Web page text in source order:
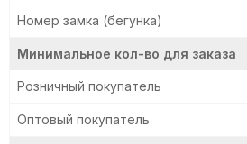
Номер замка (бегунка)
Минимальное кол-во для заказа
Розничный покупатель
Оптовый покупатель